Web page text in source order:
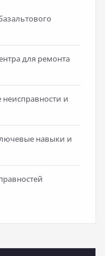
для ремонта
неисправности и
навыки и